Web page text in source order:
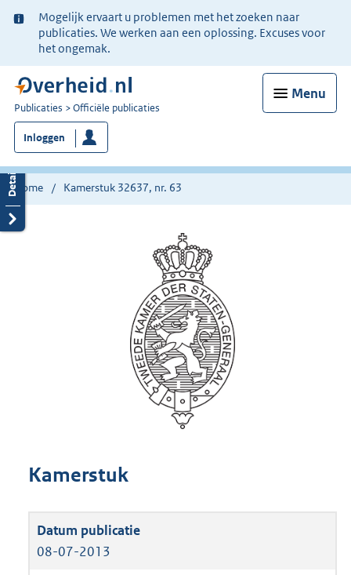
Ter
informatie:
Mogelijk ervaart u problemen met het zoeken naar
publicaties. We werken aan een oplossing. Excuses voor
het ongemak.
Menu
U
bent
nu
hier:
Publicaties Officiële publicaties
Inloggen
Home Kamerstuk 32637, nr. 63
Kamerstuk
08-07-2013